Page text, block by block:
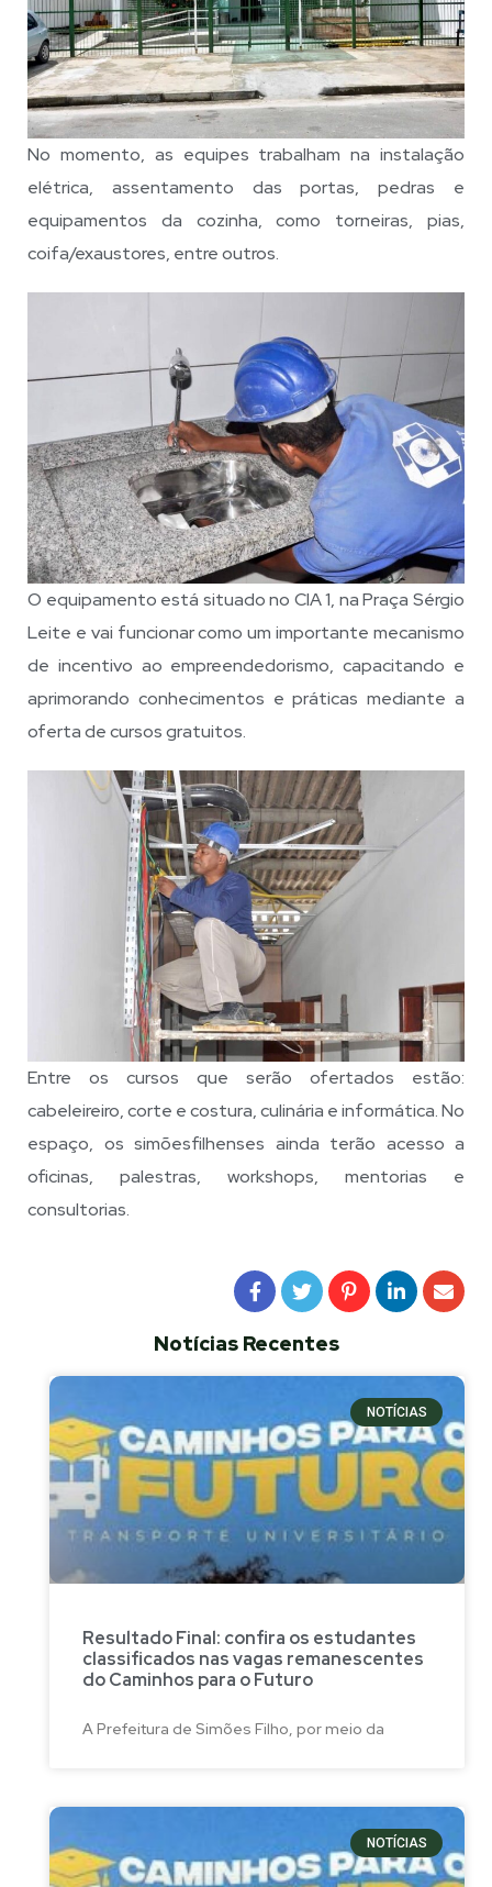
No momento, as equipes trabalham na instalação
elétrica, assentamento das portas, pedras e
equipamentos da cozinha, como torneiras, pias,
coifa/exaustores, entre outros.
O equipamento está situado no CIA 1, na Praça Sérgio
Leite e vai funcionar como um importante mecanismo
de incentivo ao empreendedorismo, capacitando e
aprimorando conhecimentos e práticas mediante a
oferta de cursos gratuitos.
Entre os cursos que serão ofertados estão:
cabeleireiro, corte e costura, culinária e informática. No
espaço, os simõesfilhenses ainda terão acesso a
oficinas, palestras, workshops, mentorias e
consultorias.
Notícias Recentes
NOTÍCIAS
Resultado Final: confira os estudantes
classificados nas vagas remanescentes
do Caminhos para o Futuro
A Prefeitura de Simões Filho, por meio da
NOTÍCIAS